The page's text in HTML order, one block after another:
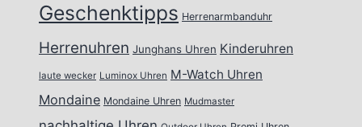
Geschenktipps Herrenarmbanduhr
Herrenuhren Junghans Uhren Kinderuhren
laute wecker Luminox Uhren M-Watch Uhren
Mondaine Mondaine Uhren Mudmaster